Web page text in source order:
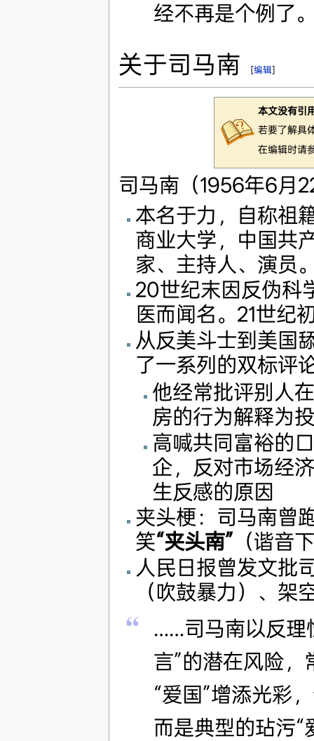
经不再是个例了
关于司马南 [编辑]
本文没有引
若要了解具
在编辑时请
司马南（1956年6月
本名于力，自称祖
商业大学，中国共
家、主持人、演员
20世纪末因反伪科
医而闻名。21世纪
从反美斗士到美国
了一系列的双标评
他经常批评别人
房的行为解释为
高喊共同富裕的
企，反对市场经
生反感的原因
夹头梗：司马南曾
笑“夹头南” （谐音
人民日报曾发文批
（吹鼓暴力）、架
……司马南以反理
言”的潜在风险，
“爱国”增添光彩
而是典型的玷污“